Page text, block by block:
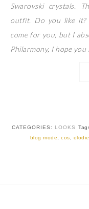
Swarovski crystals.
outfit. Do you like it?
come for you, but I
Philarmony, I hope you
CATEGORIES: LOOKS
blog mode
cos